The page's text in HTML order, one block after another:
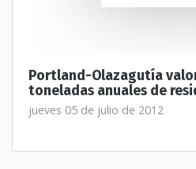
Portland-Olazagutía
toneladas anuales de
jueves 05 de julio de 2012